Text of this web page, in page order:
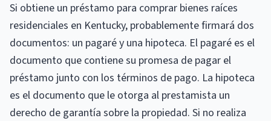
Si obtiene un préstamo para comprar bienes raíces
residenciales en Kentucky, probablemente firmará dos
documentos: un pagaré y una hipoteca. El pagaré es el
documento que contiene su promesa de pagar el
préstamo junto con los términos de pago. La hipoteca
es el documento que le otorga al prestamista un
derecho de garantía sobre la propiedad. Si no realiza